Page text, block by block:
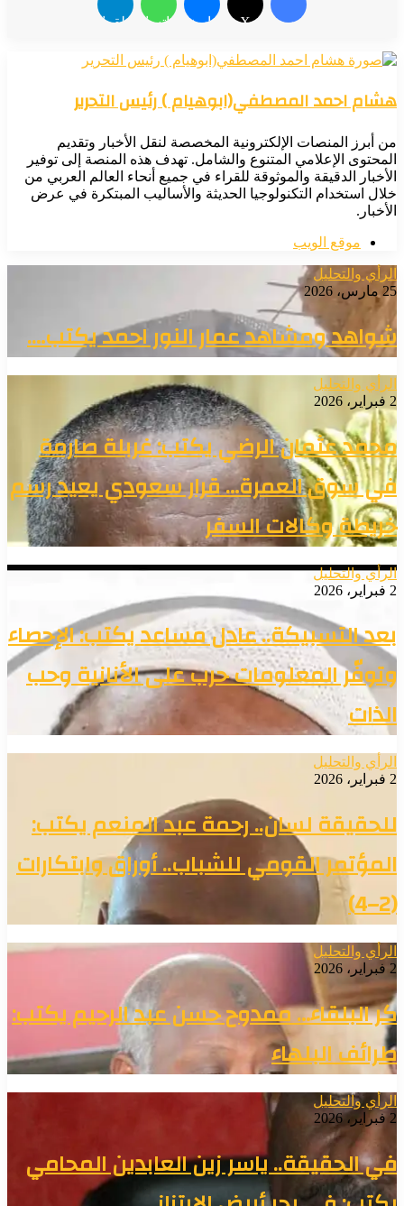
فيسبوك X ماسنجر واتساب تيلقرام
هشام احمد المصطفي(ابوهيام ) رئيس التحرير
من أبرز المنصات الإلكترونية المخصصة لنقل الأخبار وتقديم
المحتوى الإعلامي المتنوع والشامل. تهدف هذه المنصة إلى توفير
الأخبار الدقيقة والموثوقة للقراء في جميع أنحاء العالم العربي من
خلال استخدام التكنولوجيا الحديثة والأساليب المبتكرة في عرض
الأخبار.
موقع الويب
الرأي والتحليل
25 مارس، 2026
شواهد ومشاهد عمار النور احمد يكتب….
الرأي والتحليل
2 فبراير، 2026
محمد عثمان الرضي يكتب: غربلة صارمة
في سوق العمرة… قرار سعودي يعيد رسم
خريطة وكالات السفر
الرأي والتحليل
2 فبراير، 2026
بعد التسبيكة.. عادل مساعد يكتب: الإحصاء
وتوفّر المعلومات حرب على الأنانية وحب
الذات
الرأي والتحليل
2 فبراير، 2026
للحقيقة لسان.. رحمة عبد المنعم يكتب:
المؤتمر القومي للشباب.. أوراق وابتكارات
(2–4)
الرأي والتحليل
2 فبراير، 2026
كر البلقاء… ممدوح حسن عبد الرحيم يكتب:
طرائف البلهاء
الرأي والتحليل
2 فبراير، 2026
في الحقيقة.. ياسر زين العابدين المحامي